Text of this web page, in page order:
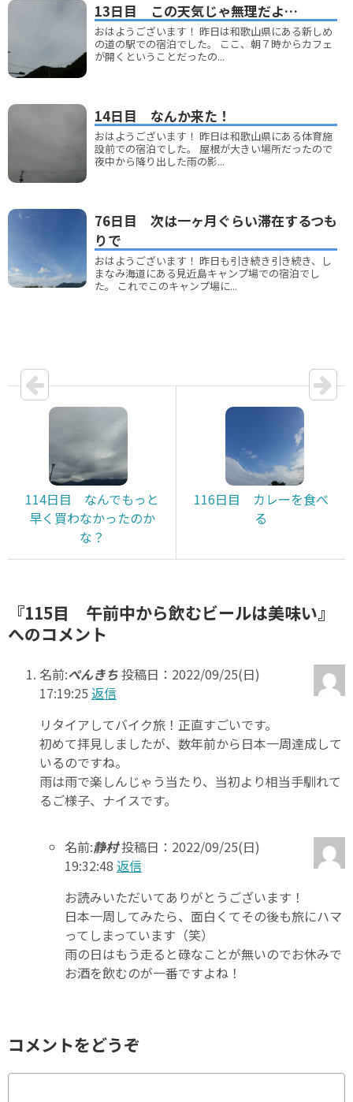
13日目 この天気じゃ無理だよ…
おはようございます！ 昨日は和歌山県にある新しめ
の道の駅での宿泊でした。 ここ、朝７時からカフェ
が開くということだったの...
14日目 なんか来た！
おはようございます！ 昨日は和歌山県にある体育施
設前での宿泊でした。 屋根が大きい場所だったので
夜中から降り出した雨の影...
76日目 次は一ヶ月ぐらい滞在するつも
りで
おはようございます！ 昨日も引き続き引き続き、し
まなみ海道にある見近島キャンプ場での宿泊でし
た。 これでこのキャンプ場に...
114日目 なんでもっと
早く買わなかったのか
な？
116日目 カレーを食べ
る
『115目 午前中から飲むビールは美味い』
へのコメント
名前:ぺんきち投稿日：2022/09/25(日)
17:19:25 返信
リタイアしてバイク旅！正直すごいです。
初めて拝見しましたが、数年前から日本一周達成して
いるのですね。
雨は雨で楽しんじゃう当たり、当初より相当手馴れて
るご様子、ナイスです。
名前:静村投稿日：2022/09/25(日)
19:32:48 返信
お読みいただいてありがとうございます！
日本一周してみたら、面白くてその後も旅にハマ
ってしまっています（笑）
雨の日はもう走ると碌なことが無いのでお休みで
お酒を飲むのが一番ですよね！
コメントをどうぞ